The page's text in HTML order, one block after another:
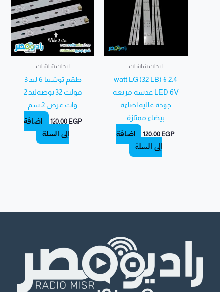
ليدات شاشات
2.4 watt LG (32 LB) 6
LED 6V عدسة مربعة
جودة عالية اضاءة
بيضاء ممتازة
120.00 EGP
إضافة
إلى السلة
ليدات شاشات
طقم توشيبا 6 ليد 3
فولت 32 بوصةليد 2
وات عرض 2 سم
120.00 EGP
إضافة
إلى السلة